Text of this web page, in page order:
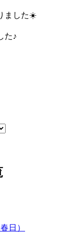
ました☀️
た♪
日）